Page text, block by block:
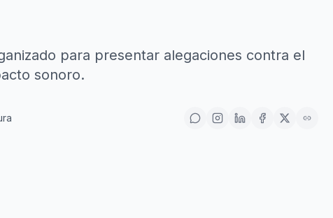
para presentar alegaciones contra el
sonoro.